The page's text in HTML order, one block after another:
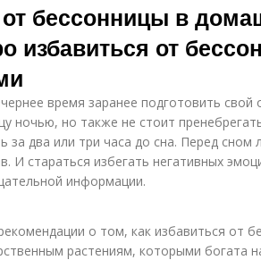
бессонницы в
избавиться от
время заранее подготовить свой
ночью, но также не стоит
два или три часа до сна. Перед сном
И стараться избегать негативных
информации.
о том, как избавиться от
растениям, которыми богата